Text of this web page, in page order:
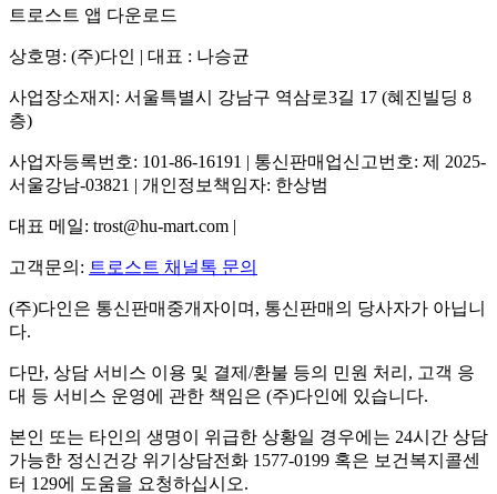
트로스트 앱 다운로드
상호명: (주)다인 | 대표 : 나승균
사업장소재지: 서울특별시 강남구 역삼로3길 17 (혜진빌딩 8
층)
사업자등록번호: 101-86-16191 | 통신판매업신고번호: 제 2025-
서울강남-03821 | 개인정보책임자: 한상범
대표 메일: trost@hu-mart.com |
고객문의: 트로스트 채널톡 문의
(주)다인은 통신판매중개자이며, 통신판매의 당사자가 아닙니
다.
다만, 상담 서비스 이용 및 결제/환불 등의 민원 처리, 고객 응
대 등 서비스 운영에 관한 책임은 (주)다인에 있습니다.
본인 또는 타인의 생명이 위급한 상황일 경우에는 24시간 상담
가능한 정신건강 위기상담전화 1577-0199 혹은 보건복지콜센
터 129에 도움을 요청하십시오.